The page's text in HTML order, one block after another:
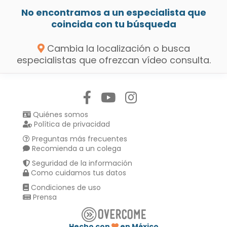
No encontramos a un especialista que
coincida con tu búsqueda
Cambia la localización o busca
especialistas que ofrezcan vídeo consulta.
Quiénes somos
Política de privacidad
Preguntas más frecuentes
Recomienda a un colega
Seguridad de la información
Como cuidamos tus datos
Condiciones de uso
Prensa